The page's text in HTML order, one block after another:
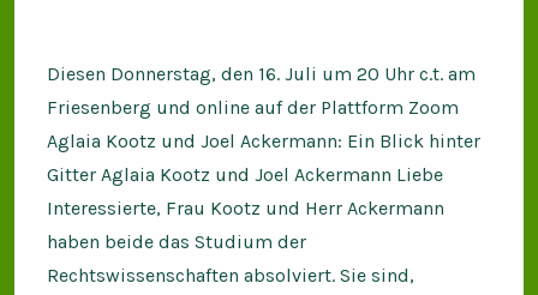
Diesen Donnerstag, den 16. Juli um 20 Uhr c.t. am
Friesenberg und online auf der Plattform Zoom
Aglaia Kootz und Joel Ackermann: Ein Blick hinter
Gitter Aglaia Kootz und Joel Ackermann Liebe
Interessierte, Frau Kootz und Herr Ackermann
haben beide das Studium der
Rechtswissenschaften absolviert. Sie sind,